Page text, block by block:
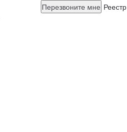
Перезвоните мне Реестр